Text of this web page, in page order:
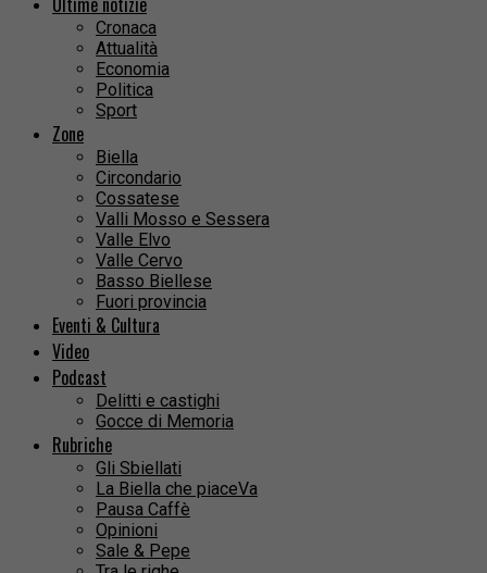
Cronaca
Attualità
Economia
Politica
Sport
Zone
Biella
Circondario
Cossatese
Valli Mosso e Sessera
Valle Elvo
Valle Cervo
Basso Biellese
Fuori provincia
Eventi & Cultura
Video
Podcast
Delitti e castighi
Gocce di Memoria
Rubriche
Gli Sbiellati
La Biella che piaceVa
Pausa Caffè
Opinioni
Sale & Pepe